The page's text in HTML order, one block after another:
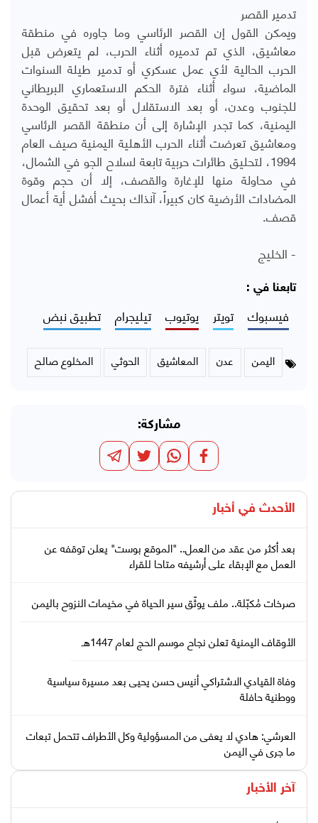
تدمير القصر
ويمكن القول إن القصر الرئاسي وما جاوره في منطقة
معاشيق، الذي تم تدميره أثناء الحرب، لم يتعرض قبل
الحرب الحالية لأي عمل عسكري أو تدمير طيلة السنوات
الماضية، سواء أثناء فترة الحكم الاستعماري البريطاني
للجنوب وعدن، أو بعد الاستقلال أو بعد تحقيق الوحدة
اليمنية، كما تجدر الإشارة إلى أن منطقة القصر الرئاسي
ومعاشيق تعرضت أثناء الحرب الأهلية اليمنية صيف العام
1994، لتحليق طائرات حربية تابعة لسلاح الجو في الشمال،
في محاولة منها للإغارة والقصف، إلا أن حجم وقوة
المضادات الأرضية كان كبيراً، آنذاك بحيث أفشل أية أعمال
قصف.
- الخليج
تابعنا في :
فيسبوك تويتر يوتيوب تيليجرام تطبيق نبض
اليمن عدن المعاشيق الحوثي المخلوع صالح
مشاركة:
الأحدث في أخبار
بعد أكثر من عقد من العمل.. "الموقع بوست" يعلن توقفه عن
العمل مع الإبقاء على أرشيفه متاحا للقراء
صرخات مُكبّلة.. ملف يوثّق سير الحياة في مخيمات النزوح باليمن
الأوقاف اليمنية تعلن نجاح موسم الحج لعام 1447هـ
وفاة القيادي الاشتراكي أنيس حسن يحيى بعد مسيرة سياسية
ووطنية حافلة
العرشي: هادي لا يعفى من المسؤولية وكل الأطراف تتحمل تبعات
ما جرى في اليمن
آخر الأخبار